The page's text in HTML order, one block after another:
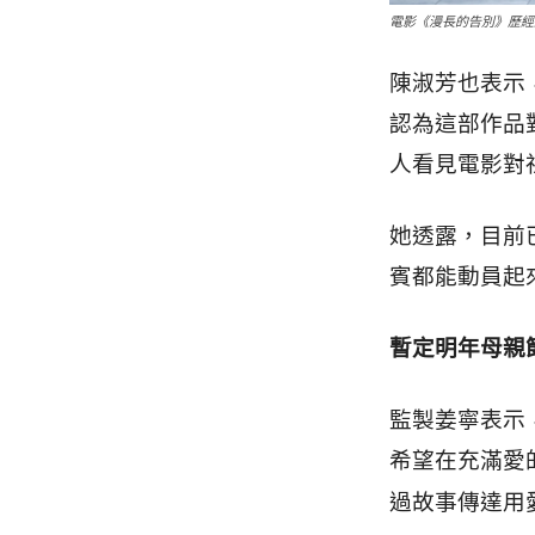
電影《漫長的告別》歷
陳淑芳也表
認為這部作品
人看見電影對
她透露，目前
賓都能動員起
暫定明年母親
監製姜寧表示
希望在充滿愛
過故事傳達用